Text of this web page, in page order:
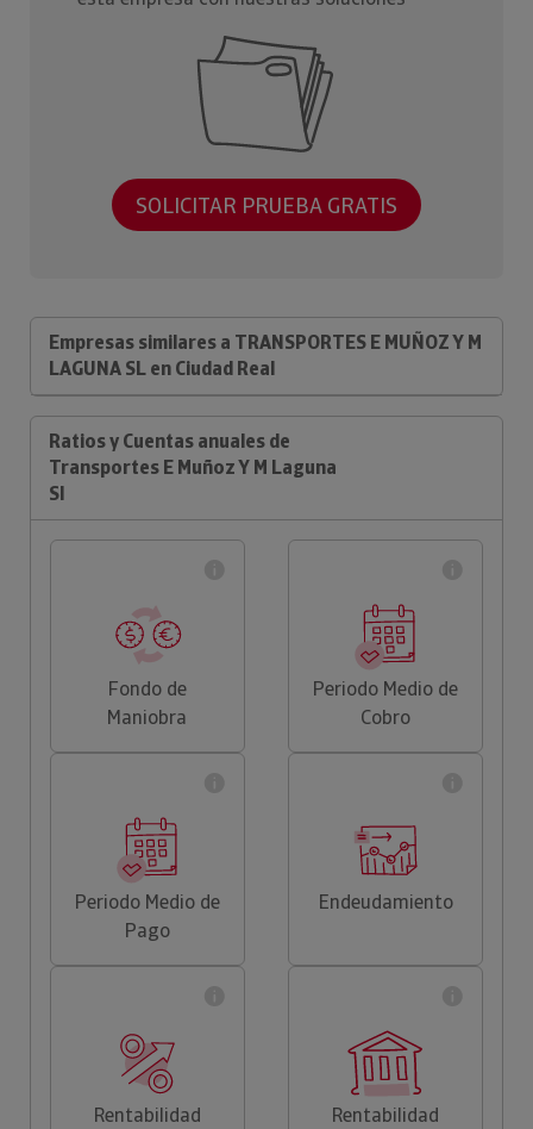
SOLICITAR PRUEBA GRATIS
Empresas similares a TRANSPORTES E MUÑOZ Y M
LAGUNA SL en Ciudad Real
Ratios y Cuentas anuales de
Transportes E Muñoz Y M Laguna
Sl
Fondo de
Maniobra
Periodo Medio de
Cobro
Periodo Medio de
Pago
Endeudamiento
Rentabilidad
Rentabilidad